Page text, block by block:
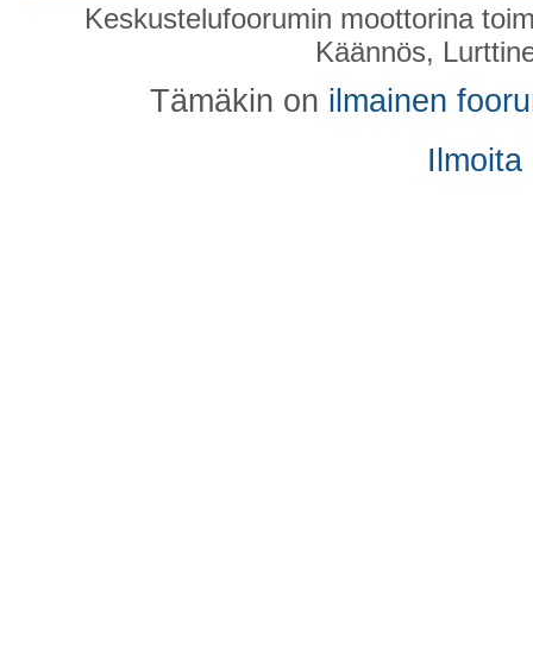
Keskustelufoorumin moottorina
Käännös,
Tämäkin on ilmainen